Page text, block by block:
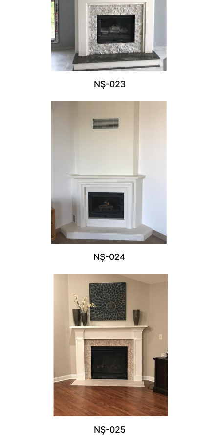
NŞ-023
NŞ-024
NŞ-025